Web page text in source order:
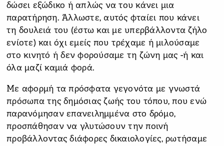
δώσει εξώδικο ή απλώς να του κάνει μια
παρατήρηση. Άλλωστε, αυτός φταίει που κάνει
τη δουλειά του (έστω και με υπερβάλλοντα ζήλο
ενίοτε) και όχι εμείς που τρέχαμε ή μιλούσαμε
στο κινητό ή δεν φορούσαμε τη ζώνη μας -ή και
όλα μαζί καμιά φορά.
Με αφορμή τα πρόσφατα γεγονότα με γνωστά
πρόσωπα της δημόσιας ζωής του τόπου, που ενώ
παρανόμησαν επανειλημμένα στο δρόμο,
προσπάθησαν να γλυτώσουν την ποινή
προβάλλοντας διάφορες δικαιολογίες, ρωτήσαμε